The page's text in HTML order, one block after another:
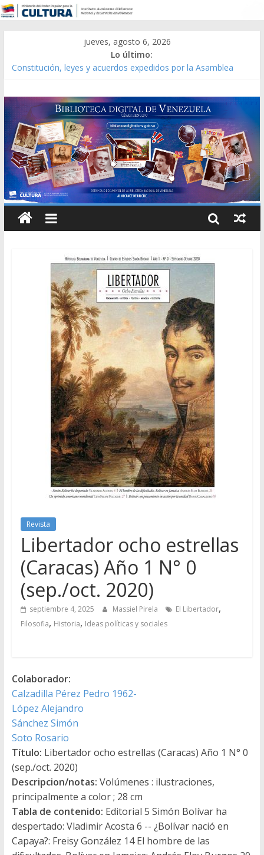
jueves, agosto 6, 2026
Lo último:
Constitución, leyes y acuerdos expedidos por la Asamblea
Modesta Bor Sánchez [material gráfico]
Gaceta Oficial de la República de Venezuela año CXXXIII Mes V,
Caracas 09 de marzo de 2006 N° 38.394
Catálogo temático de obras de Modesta Bor
Revista
Libertador ocho estrellas
(Caracas) Año 1 N° 0
(sep./oct. 2020)
septiembre 4, 2025 Massiel Pirela El Libertador,
Filosofia, Historia, Ideas políticas y sociales
Colaborador:
Calzadilla Pérez Pedro 1962-
López Alejandro
Sánchez Simón
Soto Rosario
Título: Libertador ocho estrellas (Caracas) Año 1 N° 0
(sep./oct. 2020)
Descripcion/notas: Volúmenes : ilustraciones,
principalmente a color ; 28 cm
Tabla de contenido: Editorial 5 Simón Bolívar ha
despertado: Vladimir Acosta 6 -- ¿Bolívar nació en
Capaya?: Freisy González 14 El hombre de las